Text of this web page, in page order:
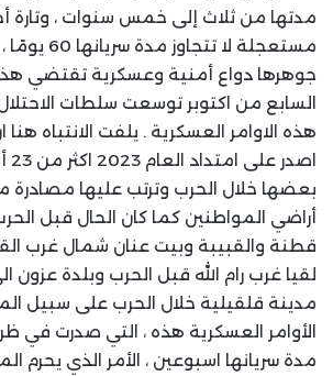
مدتها من ثلاث إلى خمس سنوات ، وتارة
مستعجلة لا
جوهرها دواع أمنية وعسكرية تقتضي
السابع من اكتوبر توسعت سلطات
هذه الاوامر العسكرية . يلفت الانتباه
بعضها خلال الحرب وترتب عليها مصادرة
أراضي المواطنين كما كان الحال قبل
قطنة والقبيبة وبيت عنان شمال غرب
لقيا غرب رام الله قبل الحرب وبلدة عزون
مدينة قلقيلية خلال الحرب على سبيل
الأوامر العسكرية هذه ، التي صدرت في
مدة سريانها اسبوعين ، الأمر الذي يحرم